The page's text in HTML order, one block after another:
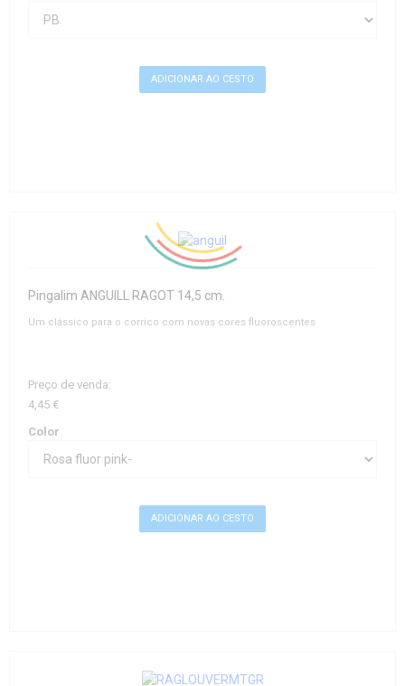
Pingalim ANGUILL RAGOT 14,5 cm.
Um clássico para o corrico com novas cores fluoroscentes
Preço de venda:
4,45 €
Color